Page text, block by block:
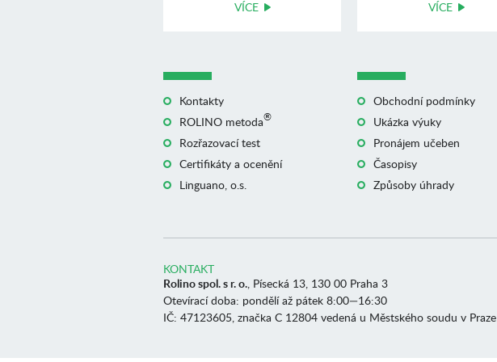
VÍCE VÍCE
Kontakty
ROLINO metoda®
Rozřazovací test
Certifikáty a ocenění
Linguano, o.s.
Obchodní podmínky
Ukázka výuky
Pronájem učeben
Časopisy
Způsoby úhrady
KONTAKT
Rolino spol. s r. o. , Písecká 13, 130 00 Praha 3
Otevírací doba: pondělí až pátek 8:00—16:30
IČ: 47123605, značka C 12804 vedená u Městského soudu v Praze